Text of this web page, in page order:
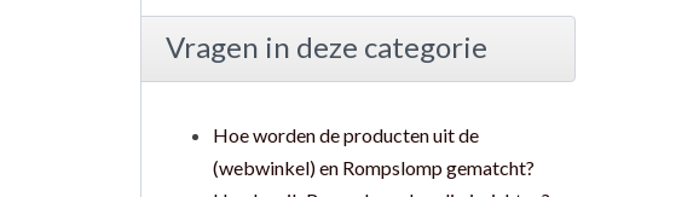
Vragen in deze categorie
Hoe worden de producten uit de
(webwinkel) en Rompslomp gematcht?